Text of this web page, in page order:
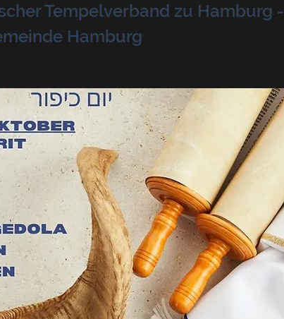
Tempelverband zu Hamburg -
Hamburg